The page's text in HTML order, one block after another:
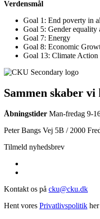
Verdensmål
Goal 1: End poverty in
Goal 5: Gender equality
Goal 7: Energy
Goal 8: Economic
Goal 13: Climate Action
Sammen skaber vi
Åbningstider Man-fredag 9-
Peter Bangs Vej 5B / 2000
Tilmeld nyhedsbrev
Kontakt os på cku@cku.dk
Hent vores Privatlivspolitik her